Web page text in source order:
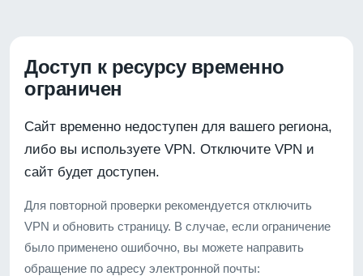
Доступ к ресурсу временно
ограничен
Сайт временно недоступен для вашего региона,
либо вы используете VPN. Отключите VPN и
сайт будет доступен.
Для повторной проверки рекомендуется отключить
VPN и обновить страницу. В случае, если ограничение
было применено ошибочно, вы можете направить
обращение по адресу электронной почты: